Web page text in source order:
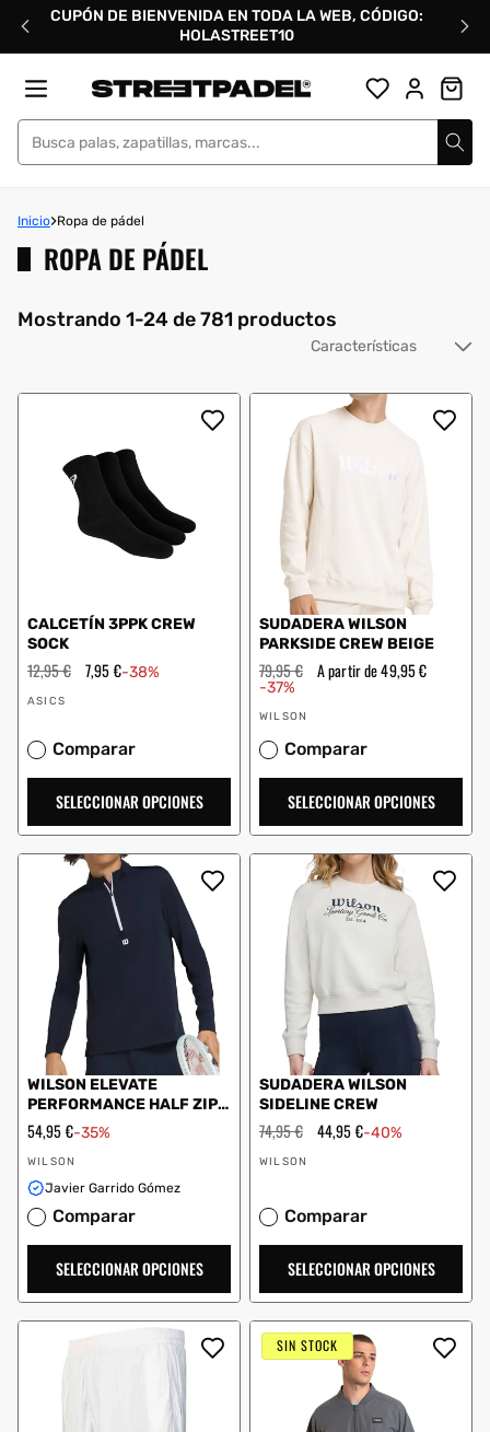
directamente
CUPÓN DE BIENVENIDA EN TODA LA WEB, CÓDIGO:
HOLASTREET10
Street Padel
Inicio Ropa de pádel
ROPA DE PÁDEL
Mostrando 1-24 de 781 productos
CALCETÍN 3PPK CREW
SOCK
Precio
habitual
12,95 € Precio
de
7,95 €-38%
Proveedor:
ASICS
Comparar
SELECCIONAR OPCIONES
SUDADERA WILSON
PARKSIDE CREW BEIGE
Precio
habitual
79,95 € Precio
de
A partir de 49,95 €
-37%
Proveedor:
WILSON
Comparar
SELECCIONAR OPCIONES
WILSON ELEVATE
PERFORMANCE HALF ZIP
AZUL MARINO
Precio
oferta
54,95 €-35%
Proveedor:
WILSON
Javier Garrido Gómez
Comparar
SELECCIONAR OPCIONES
SUDADERA WILSON
SIDELINE CREW
Precio
habitual
74,95 € Precio
44,95 €-40%
Proveedor:
WILSON
Comparar
SELECCIONAR OPCIONES
SIN STOCK